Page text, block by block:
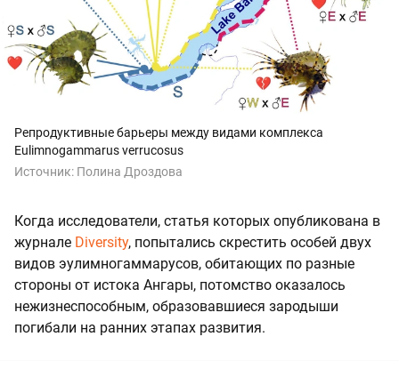
Репродуктивные барьеры между видами комплекса
Eulimnogammarus verrucosus
Источник: Полина Дроздова
Когда исследователи, статья которых опубликована в
журнале Diversity, попытались скрестить особей двух
видов эулимногаммарусов, обитающих по разные
стороны от истока Ангары, потомство оказалось
нежизнеспособным, образовавшиеся зародыши
погибали на ранних этапах развития.